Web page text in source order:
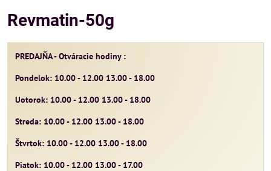
Revmatin-50g
PREDAJŇA - Otváracie hodiny :
Pondelok: 10.00 - 12.00 13.00 - 18.00
Uotorok: 10.00 - 12.00 13.00 - 18.00
Streda: 10.00 - 12.00 13.00 - 18.00
Štvrtok: 10.00 - 12.00 13.00 - 18.00
Piatok: 10.00 - 12.00 13.00 - 17.00